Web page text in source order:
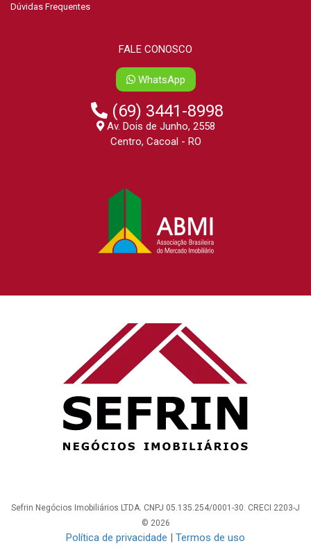
Dúvidas Frequentes
FALE CONOSCO
WhatsApp
(69) 3441-8998
Av. Dois de Junho, 2558
Centro, Cacoal - RO
Sefrin Negócios Imobiliários LTDA. CNPJ 05.135.254/0001-30. CRECI 2203-J
© 2026
Política de privacidade | Termos de uso